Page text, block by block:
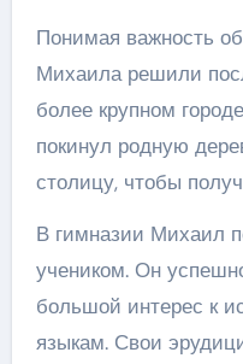
Понимая важность
Михаила решили
более крупном
покинул родную
столицу, чтобы
В гимназии Михаил
учеником. Он
большой интерес к
языкам. Свои